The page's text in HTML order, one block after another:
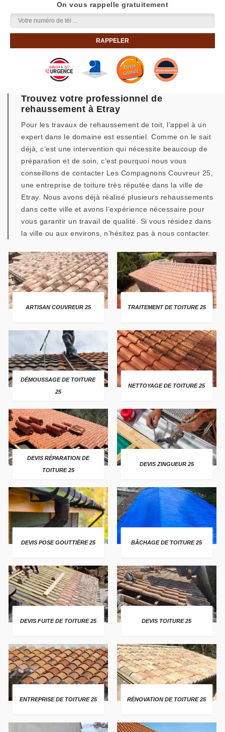
On vous rappelle gratuitement
Trouvez votre professionnel de
rehaussement à Etray
Pour les travaux de rehaussement de toit, l’appel à un
expert dans le domaine est essentiel. Comme on le sait
déjà, c’est une intervention qui nécessite beaucoup de
préparation et de soin, c’est pourquoi nous vous
conseillons de contacter Les Compagnons Couvreur 25,
une entreprise de toiture très réputée dans la ville de
Etray. Nous avons déjà réalisé plusieurs rehaussements
dans cette ville et avons l’expérience nécessaire pour
vous garantir un travail de qualité. Si vous résidez dans
la ville ou aux environs, n’hésitez pas à nous contacter.
ARTISAN COUVREUR 25 TRAITEMENT DE TOITURE 25
DÉMOUSSAGE DE TOITURE
25
NETTOYAGE DE TOITURE 25
DEVIS RÉPARATION DE
TOITURE 25
DEVIS ZINGUEUR 25
DEVIS POSE GOUTTIÈRE 25 BÂCHAGE DE TOITURE 25
DEVIS FUITE DE TOITURE 25 DEVIS TOITURE 25
ENTREPRISE DE TOITURE 25 RÉNOVATION DE TOITURE 25